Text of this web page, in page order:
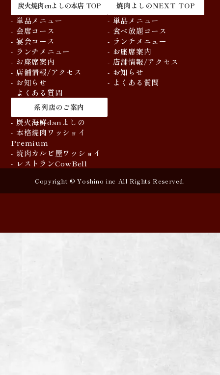
炭火焼肉enよしの本店 TOP
- 単品メニュー
- 会席コース
- 宴会コース
- ランチメニュー
- お座席案内
- 店舗情報/アクセス
- お知らせ
- よくある質問
焼肉よしのNEXT TOP
- 単品メニュー
- 食べ放題コース
- ランチメニュー
- お座席案内
- 店舗情報/アクセス
- お知らせ
- よくある質問
系列店のご案内
- 炭火海鮮danよしの
- 本格焼肉ワッショイ
Premium
- 焼肉カルビ屋ワッショイ
- レストランCowBell
Copyright © Yoshino inc All Rights Reserved.